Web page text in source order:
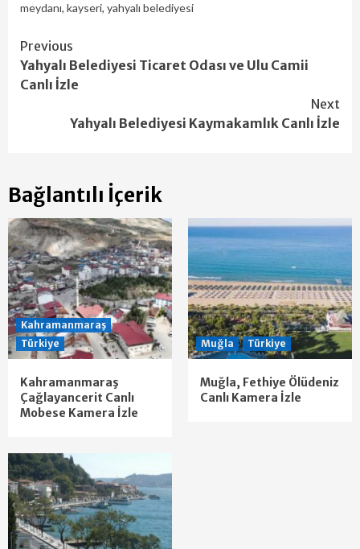
meydanı, kayseri, yahyalı belediyesi
Continue
Reading
Previous
Yahyalı Belediyesi Ticaret Odası ve Ulu Camii
Canlı İzle
Next
Yahyalı Belediyesi Kaymakamlık Canlı İzle
Bağlantılı İçerik
Kahramanmaraş
Türkiye
Kahramanmaraş
Çağlayancerit Canlı
Mobese Kamera İzle
Muğla Türkiye
Muğla, Fethiye Ölüdeniz
Canlı Kamera İzle